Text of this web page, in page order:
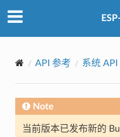
API 参考 系统 API
Note
当前版本已发布新的